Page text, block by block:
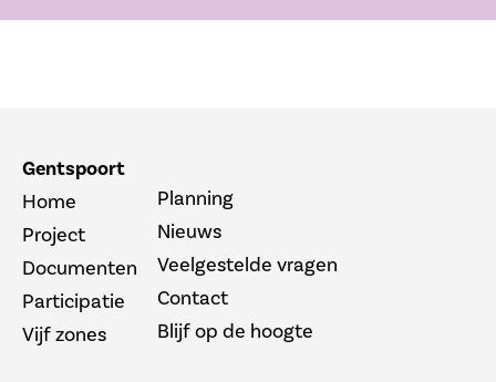
Gentspoort
Home
Project
Documenten
Participatie
Vijf zones
Planning
Nieuws
Veelgestelde vragen
Contact
Blijf op de hoogte